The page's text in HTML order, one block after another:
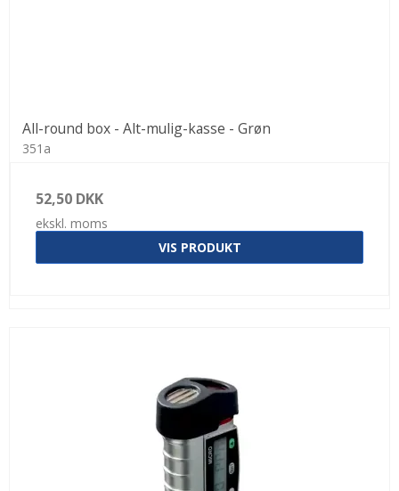
All-round box - Alt-mulig-kasse - Grøn
351a
52,50 DKK
ekskl. moms
VIS PRODUKT